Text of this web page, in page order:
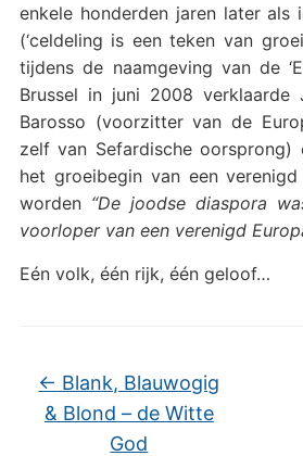
enkele honderden jaren later als
(‘celdeling is een teken van
tijdens de naamgeving van de
Brussel in juni 2008 verklaarde
Barosso (voorzitter van de
zelf van Sefardische
het groeibegin van een
worden “De joodse diaspora
voorloper van een verenigd
Eén volk, één rijk, één geloof…
← Blank, Blauwogig
& Blond – de Witte
God